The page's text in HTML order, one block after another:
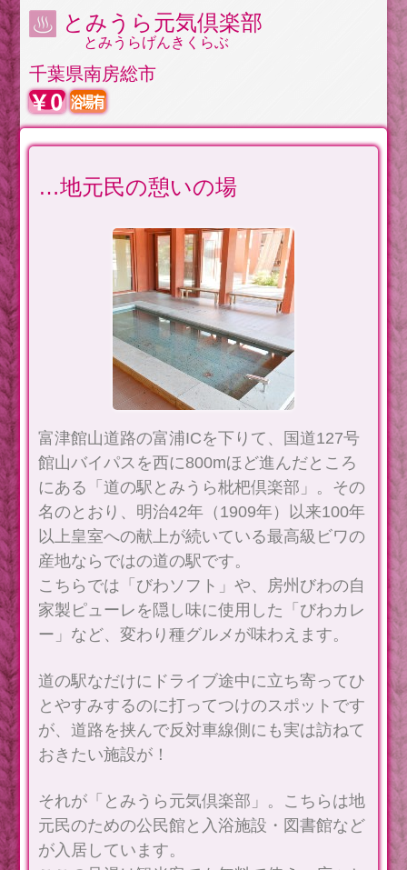
とみうら元気倶楽部
とみうらげんきくらぶ
千葉県南房総市
…地元民の憩いの場
富津館山道路の富浦ICを下りて、国道127号
館山バイパスを西に800mほど進んだところ
にある「道の駅とみうら枇杷倶楽部」。その
名のとおり、明治42年（1909年）以来100年
以上皇室への献上が続いている最高級ビワの
産地ならではの道の駅です。
こちらでは「びわソフト」や、房州びわの自
家製ピューレを隠し味に使用した「びわカレ
ー」など、変わり種グルメが味わえます。
道の駅なだけにドライブ途中に立ち寄ってひ
とやすみするのに打ってつけのスポットです
が、道路を挟んで反対車線側にも実は訪ねて
おきたい施設が！
それが「とみうら元気倶楽部」。こちらは地
元民のための公民館と入浴施設・図書館など
が入居しています。